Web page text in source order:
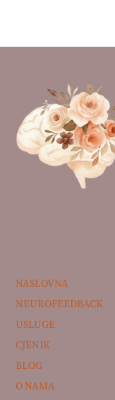
NASLOVNA
NEUROFEEDBACK
USLUGE
CJENIK
BLOG
O NAMA